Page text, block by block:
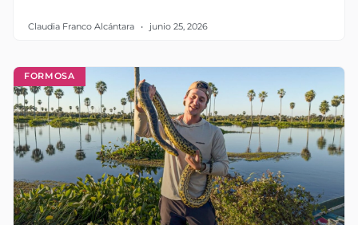
Claudia Franco Alcántara junio 25, 2026
FORMOSA